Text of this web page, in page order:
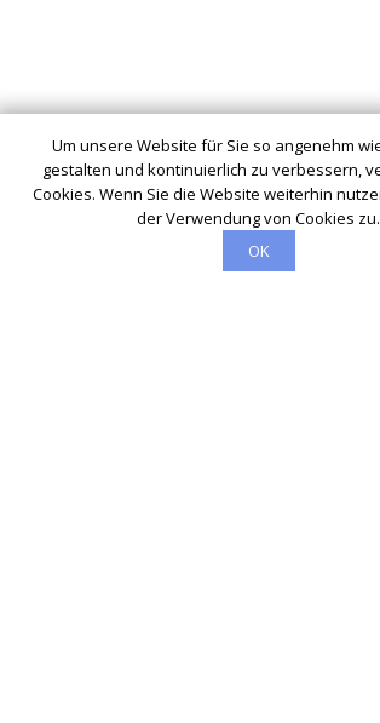
Um unsere Website für Sie so angenehm
gestalten und kontinuierlich zu verbessern,
Cookies. Wenn Sie die Website weiterhin
der Verwendung von Cookies zu.
OK